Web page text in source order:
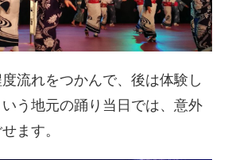
流れをつかんで、後は体験し
う地元の踊り当日では、意外
ます。